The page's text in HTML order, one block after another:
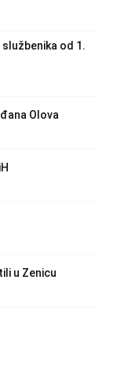
od 1.
Olova
u Zenicu